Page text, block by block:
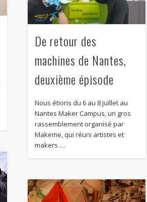
De retour des
machines de Nantes,
deuxième épisode
Nous étions du 6 au 8 juillet au
Nantes Maker Campus, un gros
rassemblement organisé par
Makeme, qui réuni artistes et
makers …